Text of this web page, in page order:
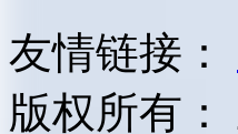
友情链接：
版权所有：